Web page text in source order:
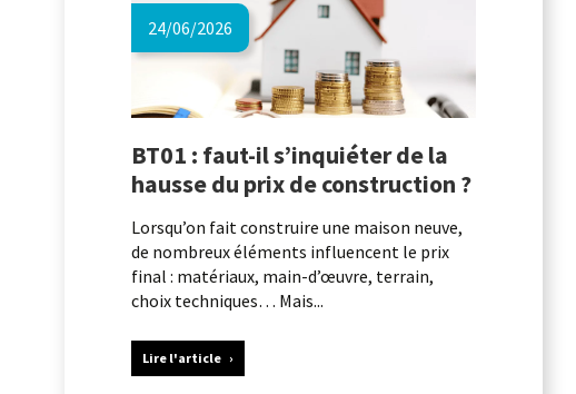
BT01 : faut-il s’inquiéter de la
hausse du prix de construction ?
24/06/2026
Lorsqu’on fait construire une maison neuve,
de nombreux éléments influencent le prix
final : matériaux, main-d’œuvre, terrain,
choix techniques… Mais...
Lire l'article